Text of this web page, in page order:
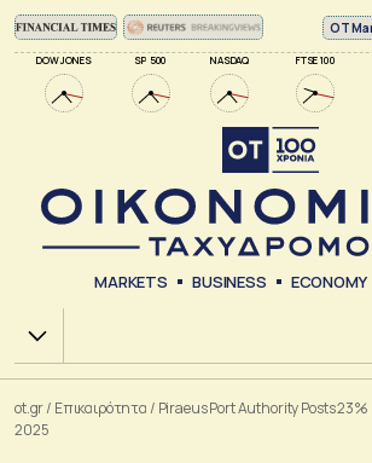
DOW JONES SP 500 NASDAQ FTSE 100
ΟΤ
MARKETS BUSINESS ECONOMY
Χ.Α.
ot.gr/ Επικαιρότητα / Piraeus Port Authority Posts 23%
2025